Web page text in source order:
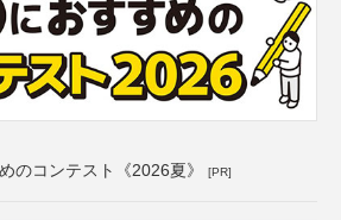
のコンテスト《2026夏》 [PR]